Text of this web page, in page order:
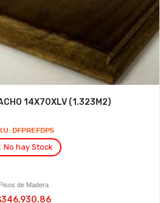
14X70XLV (1.323M2)
DFPREFDP5
No hay Stock
Pisos de Madera